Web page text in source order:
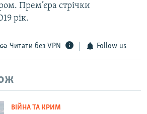
Прем’єра стрічки
рік.
Читати без VPN Follow us
ВІЙНА ТА КРИМ